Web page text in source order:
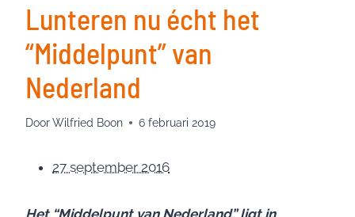
Lunteren nu écht het
“Middelpunt” van
Nederland
DoorWilfried Boon 6 februari 2019
27 september 2016
Het “Middelpunt van Nederland” ligt in